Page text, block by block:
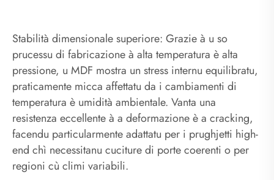
Stabilità dimensionale superiore: Grazie à u so
prucessu di fabricazione à alta temperatura è alta
pressione, u MDF mostra un stress internu equilibratu,
praticamente micca affettatu da i cambiamenti di
temperatura è umidità ambientale. Vanta una
resistenza eccellente à a deformazione è a cracking,
facendu particularmente adattatu per i prughjetti high-
end chì necessitanu cuciture di porte coerenti o per
regioni cù climi variabili.